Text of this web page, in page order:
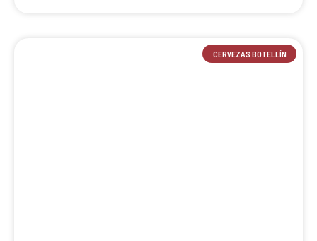
CERVEZAS BOTELLÍN